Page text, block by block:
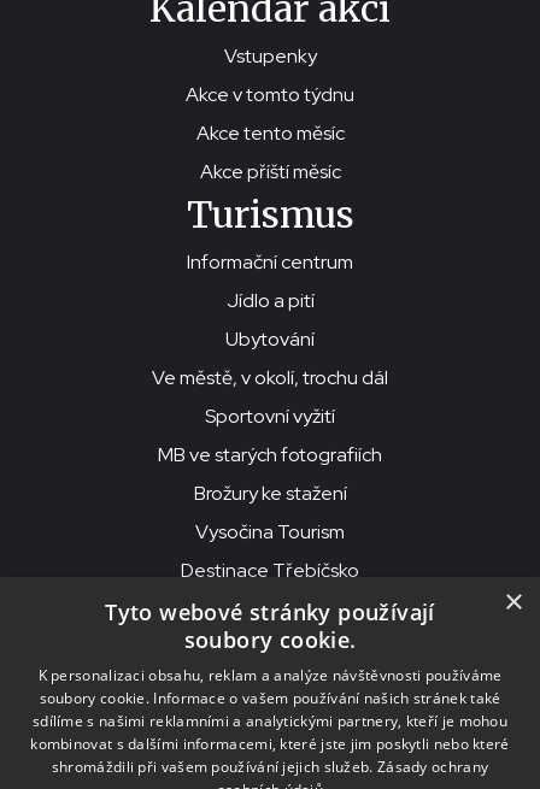
Vstupenky
Akce v tomto týdnu
Akce tento měsíc
Akce příští měsíc
Turismus
Informační centrum
Jídlo a pití
Ubytování
Ve městě, v okolí, trochu dál
Sportovní vyžití
MB ve starých fotografiích
Brožury ke stažení
Vysočina Tourism
Destinace Třebíčsko
© 2026MKS Beseda Mor. Budějovice
MKS Beseda, příspěvková organizace, Purcnerova 62, 676 02
Moravské Budějovice
IČO: 00091758, DIČ: CZ00091758, ID datové schránky: chjn2kd
×
Tyto webové stránky používají
soubory cookie.
K personalizaci obsahu, reklam a analýze návštěvnosti používáme
soubory cookie. Informace o vašem používání našich stránek také
sdílíme s našimi reklamními a analytickými partnery, kteří je mohou
kombinovat s dalšími informacemi, které jste jim poskytli nebo které
shromáždili při vašem používání jejich služeb. Zásady ochrany